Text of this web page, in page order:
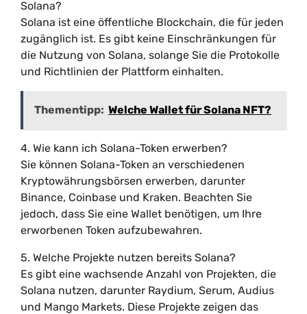
Solana?
Solana ist eine öffentliche Blockchain, die für jeden
zugänglich ist. Es gibt keine Einschränkungen für
die Nutzung von Solana, solange Sie die Protokolle
und Richtlinien der Plattform einhalten.
Thementipp: Welche Wallet für Solana NFT?
4. Wie kann ich Solana-Token erwerben?
Sie können Solana-Token an verschiedenen
Kryptowährungsbörsen erwerben, darunter
Binance, Coinbase und Kraken. Beachten Sie
jedoch, dass Sie eine Wallet benötigen, um Ihre
erworbenen Token aufzubewahren.
5. Welche Projekte nutzen bereits Solana?
Es gibt eine wachsende Anzahl von Projekten, die
Solana nutzen, darunter Raydium, Serum, Audius
und Mango Markets. Diese Projekte zeigen das